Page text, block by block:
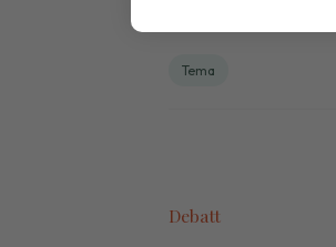
Tema
Debatt